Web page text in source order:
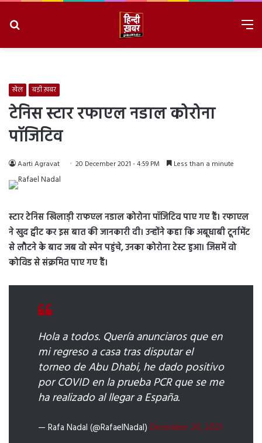
खेल बड़ी ख़बर
टेनिस स्टार रफाएल नडाल कोरोना
पॉजिटिव
Aarti Agravat 20 December 2021 - 4:59 PM Less than a minute
स्टार टेनिस खिलाड़ी राफएल नडाल कोरोना पॉजिटिव पाए गए हैं। रफाएल
ने खुद ट्वीट कर इस बात की जानकारी दी। उन्होंने कहा कि अबूधाबी टूर्नामेंट
से लौटने के बाद जब वो स्पेन पहुंचे, उनका कोरोना टेस्ट हुआ। जिसमें वो
कोविड से संक्रमित पाए गए हैं।
Hola a todos. Quería anunciaros que en
mi regreso a casa tras disputar el
torneo de Abu Dhabi, he dado positivo
por COVID en la prueba PCR que se me
ha realizado al llegar a España.
— Rafa Nadal (@RafaelNadal) December 20, 2021